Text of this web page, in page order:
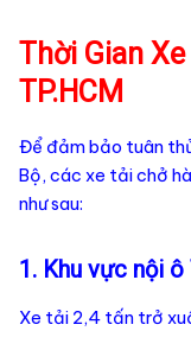
Thời Gian
TP.HCM
Để đảm bảo tuân
Bộ, các xe tải chở
như sau:
1. Khu vực nội ô
Xe tải 2,4 tấn trở